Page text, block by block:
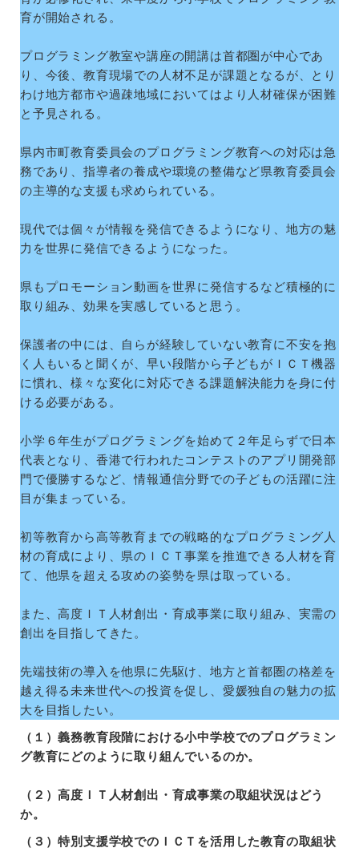
育が開始される。
プログラミング教室や講座の開講は首都圏が中心であ
り、今後、教育現場での人材不足が課題となるが、とり
わけ地方都市や過疎地域においてはより人材確保が困難
と予見される。
県内市町教育委員会のプログラミング教育への対応は急
務であり、指導者の養成や環境の整備など県教育委員会
の主導的な支援も求められている。
現代では個々が情報を発信できるようになり、地方の魅
力を世界に発信できるようになった。
県もプロモーション動画を世界に発信するなど積極的に
取り組み、効果を実感していると思う。
保護者の中には、自らが経験していない教育に不安を抱
く人もいると聞くが、早い段階から子どもがＩＣＴ機器
に慣れ、様々な変化に対応できる課題解決能力を身に付
ける必要がある。
小学６年生がプログラミングを始めて２年足らずで日本
代表となり、香港で行われたコンテストのアプリ開発部
門で優勝するなど、情報通信分野での子どもの活躍に注
目が集まっている。
初等教育から高等教育までの戦略的なプログラミング人
材の育成により、県のＩＣＴ事業を推進できる人材を育
て、他県を超える攻めの姿勢を県は取っている。
また、高度ＩＴ人材創出・育成事業に取り組み、実需の
創出を目指してきた。
先端技術の導入を他県に先駆け、地方と首都圏の格差を
越え得る未来世代への投資を促し、愛媛独自の魅力の拡
大を目指したい。
（１）義務教育段階における小中学校でのプログラミン
グ教育にどのように取り組んでいるのか。
（２）高度ＩＴ人材創出・育成事業の取組状況はどう
か。
（３）特別支援学校でのＩＣＴを活用した教育の取組状